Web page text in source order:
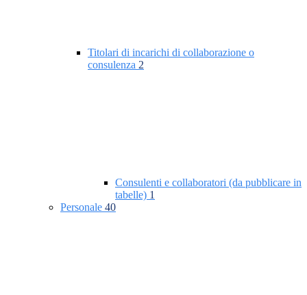
Titolari di incarichi di collaborazione o
consulenza 2
Consulenti e collaboratori (da pubblicare in
tabelle) 1
Personale 40